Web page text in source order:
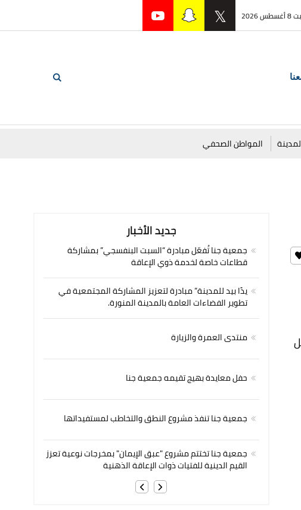
2026
المواطن الصحفي
جديد الأخبار
جمعية جنا تُفعّل مبادرة “السبت البنفسجي” بمشاركة
قطاعات خاصة لخدمة ذوي الإعاقة
يدًا بيد للمدينة” مبادرة لتعزيز المشاركة المجتمعية في
تطوير الفضاءات العامة بالمدينة المنورة.
منتدى العمرة والزيارة
حفل معايدة بهيج تقيمه جمعية جنا
جمعية جنا تنفذ مشروع النطق والتخاطب لمستفيداتها
جمعية جنا تختتم مشروع "عبق الإيمان" بمخرجات نوعية تعزز
القيم الدينية للفتيات ذوات الإعاقة الذهنية